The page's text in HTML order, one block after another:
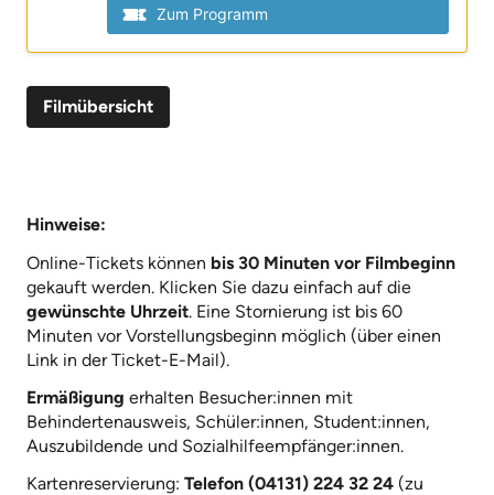
Filmübersicht
Hinweise:
Online-Tickets können bis 30 Minuten vor Filmbeginn
gekauft werden. Klicken Sie dazu einfach auf die
gewünschte Uhrzeit. Eine Stornierung ist bis 60
Minuten vor Vorstellungsbeginn möglich (über einen
Link in der Ticket-E-Mail).
Ermäßigung erhalten Besucher:innen mit
Behindertenausweis, Schüler:innen, Student:innen,
Auszubildende und Sozialhilfeempfänger:innen.
Kartenreservierung: Telefon (04131) 224 32 24 (zu